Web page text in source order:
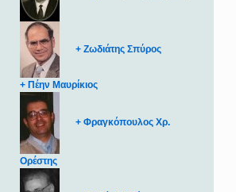
+ Ζωδιάτης Σπύρος
+ Πέην Μαυρίκιος
+ Φραγκόπουλος Χρ.
Ορέστης